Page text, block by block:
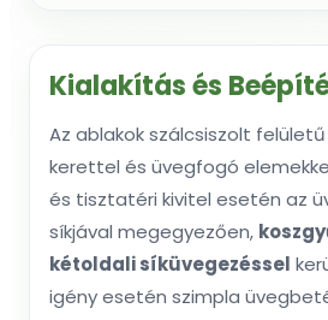
Kialakítás és
Az ablakok szálcsiszolt
kerettel és üvegfogó
és tisztatéri kivitel esetén az
síkjával megegyezően,
kétoldali síküvegezéssel
igény esetén szimpla